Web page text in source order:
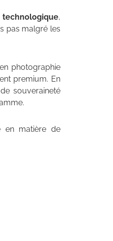
,
pas malgré les
photographie
premium. En
souveraineté
en matière de